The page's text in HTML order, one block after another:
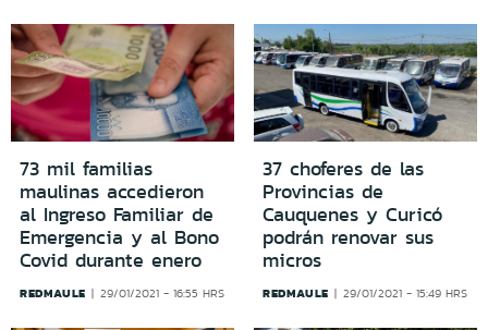
73 mil familias
maulinas accedieron
al Ingreso Familiar de
Emergencia y al Bono
Covid durante enero
REDMAULE 29/01/2021 - 16:55 HRS
37 choferes de las
Provincias de
Cauquenes y Curicó
podrán renovar sus
micros
REDMAULE 29/01/2021 - 15:49 HRS